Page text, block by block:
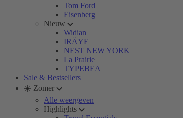
Tom Ford
Eisenberg
Nieuw
Widian
IRÄYE
NEST NEW YORK
La Prairie
TYPEBEA
Sale & Bestsellers
☀️ Zomer
Alle weergeven
Highlights